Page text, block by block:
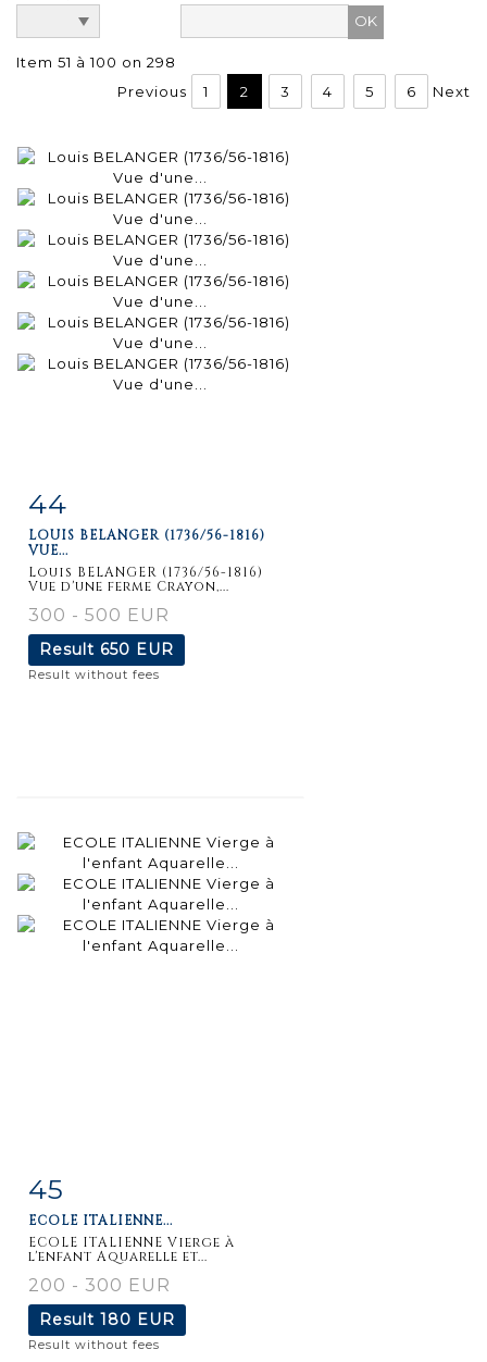
Item 51 à 100 on 298
Previous
1 2 3 4 5 6 Next
Item detail
44
LOUIS BELANGER (1736/56-1816)
VUE...
Louis BELANGER (1736/56-1816)
Vue d'une ferme Crayon,...
300 - 500 EUR
Result 650 EUR
Result without fees
Item detail
45
ECOLE ITALIENNE...
ECOLE ITALIENNE Vierge à
l'enfant Aquarelle et...
200 - 300 EUR
Result 180 EUR
Result without fees